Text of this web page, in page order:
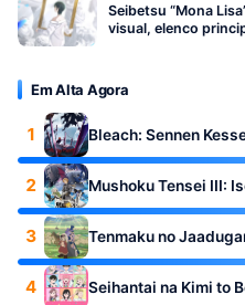
Seibetsu “Mona
visual, elenco
Em Alta Agora
1 Bleach: Sennen
2 Mushoku Tensei III:
3 Tenmaku no
4 Seihantai na Kimi to